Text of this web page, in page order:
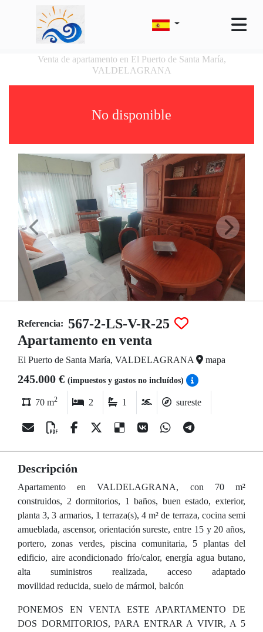
Venta de apartamento en El Puerto de Santa María,
VALDELAGRANA
No disponible
Referencia: 567-2-LS-V-R-25
Apartamento en venta
El Puerto de Santa María, VALDELAGRANA mapa
245.000 € (impuestos y gastos no incluídos)
70 m2 2 1 sureste
Descripción
Apartamento en VALDELAGRANA, con 70 m²
construidos, 2 dormitorios, 1 baños, buen estado, exterior,
planta 3, 3 armarios, 1 terraza(s), 4 m² de terraza, cocina semi
amueblada, ascensor, orientación sureste, entre 15 y 20 años,
portero, zonas verdes, piscina comunitaria, 5 plantas del
edificio, aire acondicionado frío/calor, energía agua butano,
alta suministros realizada, acceso adaptado
movilidad reducida, suelo de mármol, balcón
PONEMOS EN VENTA ESTE APARTAMENTO DE
DOS DORMITORIOS, PARA ENTRAR A VIVIR, A 5